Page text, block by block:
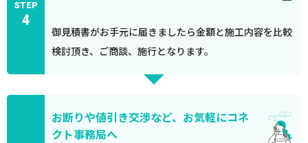
STEP
4
御見積書がお手元に届きましたら金額と施工内容を比較
検討頂き、ご商談、施行となります。
お断りや値引き交渉など、お気軽にコネ
クト事務局へ